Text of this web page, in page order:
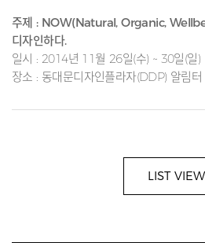
주제 : NOW(Natural, Organic,
디자인하다.
일시 : 2014년 11월 26일(수) ~ 30일(일)
장소 : 동대문디자인플라자(DDP) 알림
LIST VIEW